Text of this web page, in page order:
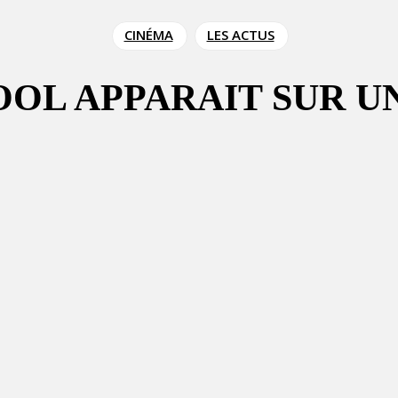
CINÉMA LES ACTUS
APPARAIT SUR